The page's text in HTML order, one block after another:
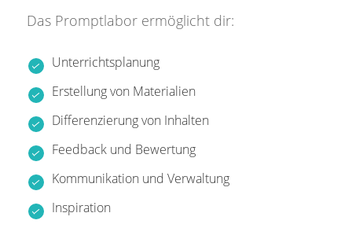
Das Promptlabor ermöglicht dir:
Unterrichtsplanung
Erstellung von Materialien
Differenzierung von Inhalten
Feedback und Bewertung
Kommunikation und Verwaltung
Inspiration